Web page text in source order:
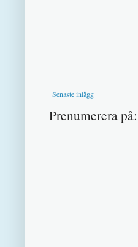
Senaste inlägg
Prenumerera på: